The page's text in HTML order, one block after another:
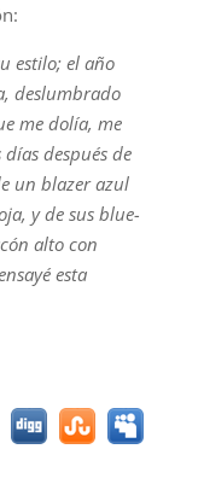
estilo; el año
deslumbrado
me dolía, me
después de
un blazer azul
y de sus blue-
alto con
esta